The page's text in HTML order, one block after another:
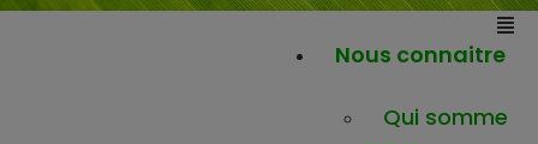
Nous connaitre
Qui somme